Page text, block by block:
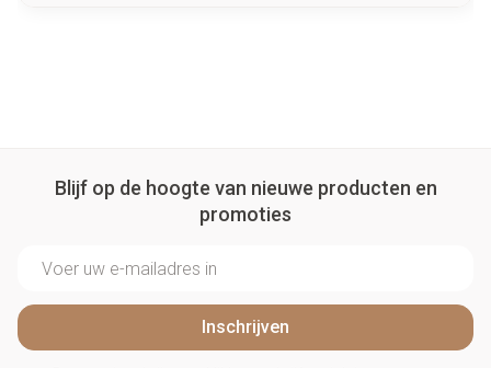
Blijf op de hoogte van nieuwe producten en
promoties
Inschrijven